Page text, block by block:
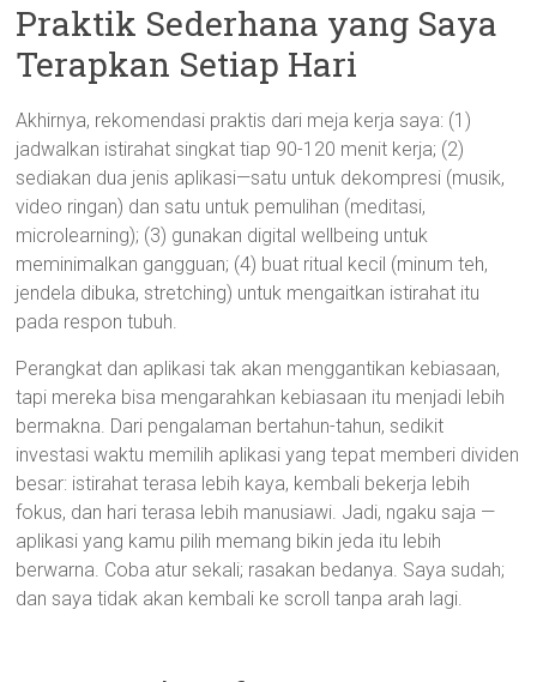
Praktik Sederhana yang Saya
Terapkan Setiap Hari
Akhirnya, rekomendasi praktis dari meja kerja saya: (1)
jadwalkan istirahat singkat tiap 90-120 menit kerja; (2)
sediakan dua jenis aplikasi—satu untuk dekompresi (musik,
video ringan) dan satu untuk pemulihan (meditasi,
microlearning); (3) gunakan digital wellbeing untuk
meminimalkan gangguan; (4) buat ritual kecil (minum teh,
jendela dibuka, stretching) untuk mengaitkan istirahat itu
pada respon tubuh.
Perangkat dan aplikasi tak akan menggantikan kebiasaan,
tapi mereka bisa mengarahkan kebiasaan itu menjadi lebih
bermakna. Dari pengalaman bertahun-tahun, sedikit
investasi waktu memilih aplikasi yang tepat memberi dividen
besar: istirahat terasa lebih kaya, kembali bekerja lebih
fokus, dan hari terasa lebih manusiawi. Jadi, ngaku saja —
aplikasi yang kamu pilih memang bikin jeda itu lebih
berwarna. Coba atur sekali; rasakan bedanya. Saya sudah;
dan saya tidak akan kembali ke scroll tanpa arah lagi.